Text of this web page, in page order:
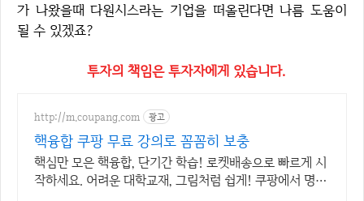
가 나왔을때 다원시스라는 기업을 떠올린다면 나름 도움이
될 수 있겠죠?
투자의 책임은 투자자에게 있습니다.
http://m.coupang.com 광고
핵융합 쿠팡 무료 강의로 꼼꼼히 보충
핵심만 모은 핵융합, 단기간 학습! 로켓배송으로 빠르게 시
작하세요. 어려운 대학교재, 그림처럼 쉽게! 쿠팡에서 명확